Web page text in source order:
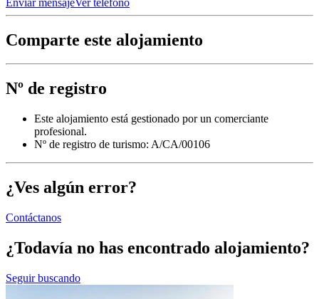
Comparte este alojamiento
Nº de registro
Este alojamiento está gestionado por un comerciante
profesional.
Nº de registro de turismo: A/CA/00106
¿Ves algún error?
Contáctanos
¿Todavía no has encontrado alojamiento?
Seguir buscando